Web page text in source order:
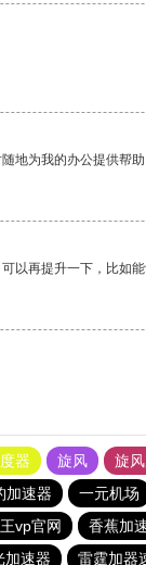
地为我的办公提供帮助
以再提升一下，比如能
器 旋风 旋
加速器 一元机场
vp官网 香蕉加
加速器 雷霆加器